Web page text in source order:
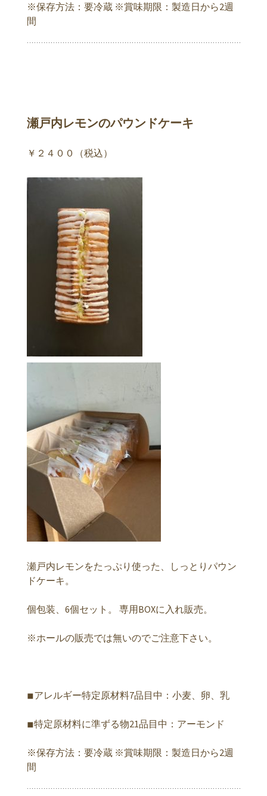
※保存方法：要冷蔵 ※賞味期限：製造日から2週
間
瀬戸内レモンのパウンドケーキ
￥２４００（税込）
瀬戸内レモンをたっぷり使った、しっとりパウン
ドケーキ。
個包装、6個セット。 専用BOXに入れ販売。
※ホールの販売では無いのでご注意下さい。
◾︎アレルギー特定原材料7品目中：小麦、卵、乳
◾︎特定原材料に準ずる物21品目中：アーモンド
※保存方法：要冷蔵 ※賞味期限：製造日から2週
間